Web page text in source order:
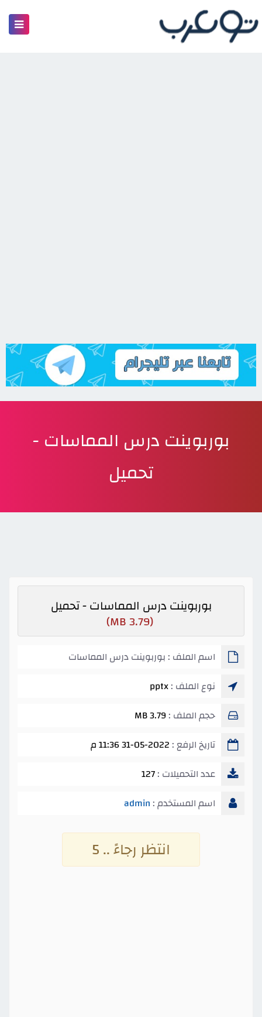
بوربوينت درس المماسات -
تحميل
بوربوينت درس المماسات - تحميل
(3.79 MB)
اسم الملف : بوربوينت درس المماسات
نوع الملف :pptx
حجم الملف :3.79 MB
تاريخ الرفع : 31-05-2022 11:36 م
عدد التحميلات :127
اسم المستخدم : admin
انتظر رجاءً .. 4